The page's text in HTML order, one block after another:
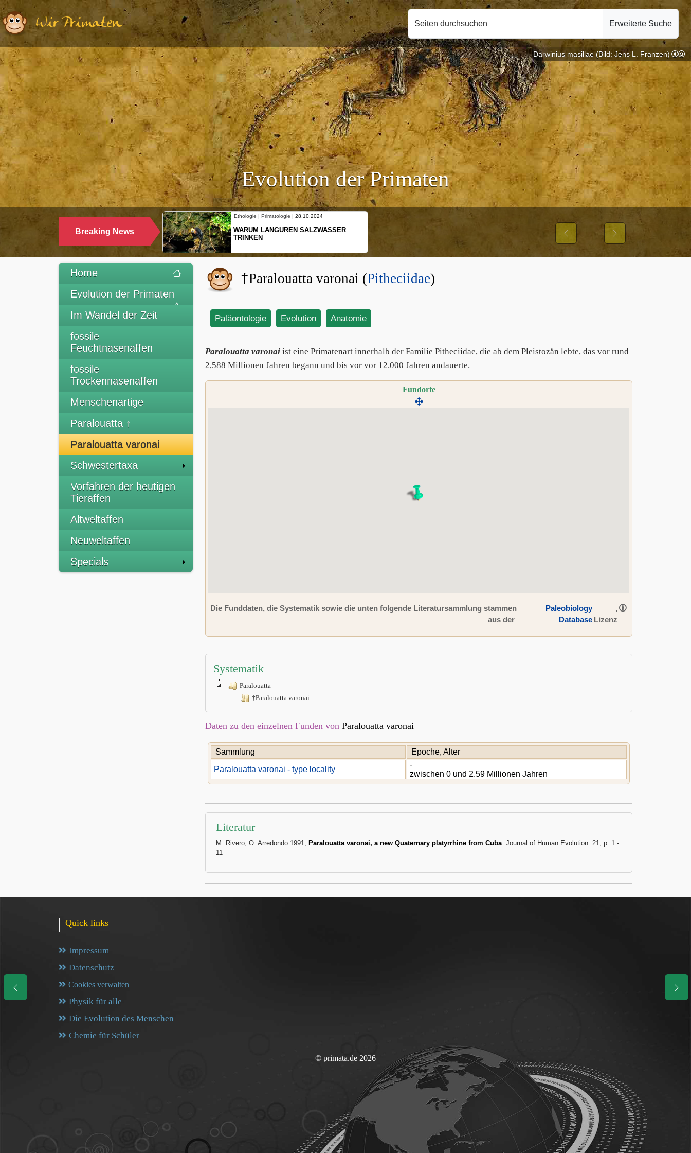
Wir Primaten Seiten durchsuchen Erweiterte Suche
Evolution der Primaten
Breaking News
Ethologie | Primatologie |
BEWEGUNGSMUSTER
Ethologie | Primatologie |28.10.2024
WARUM LANGUREN SALZWASSER
TRINKEN
Previous Next
Darwinius masillae (Bild: Jens L. Franzen)
Home
Evolution der Primaten
Im Wandel der Zeit
fossile
Feuchtnasenaffen
fossile
Trockennasenaffen
Menschenartige
Paralouatta ↑
Paralouatta varonai
Schwestertaxa
Vorfahren der heutigen
Tieraffen
Altweltaffen
Neuweltaffen
Specials
†Paralouatta varonai (Pitheciidae)
Paläontologie Evolution Anatomie
Paralouatta varonai ist eine Primatenart innerhalb der Familie Pitheciidae, die ab dem Pleistozän lebte, das vor rund
2,588 Millionen Jahren begann und bis vor vor 12.000 Jahren andauerte.
Fundorte
Die Funddaten, die Systematik sowie die unten folgende Literatursammlung stammen
aus der
Paleobiology
Database
,
Lizenz
Systematik
Paralouatta
†Paralouatta varonai
Daten zu den einzelnen Funden von Paralouatta varonai
Sammlung
Epoche, Alter
Paralouatta varonai - type locality
-
zwischen 0 und 2.59 Millionen Jahren
Literatur
M. Rivero, O. Arredondo 1991, Paralouatta varonai, a new Quaternary platyrrhine from Cuba. Journal of Human Evolution. 21, p. 1 -
11
Quick links
Impressum
Datenschutz
Cookies verwalten
Physik für alle
Die Evolution des Menschen
Chemie für Schüler
© primata.de 2026